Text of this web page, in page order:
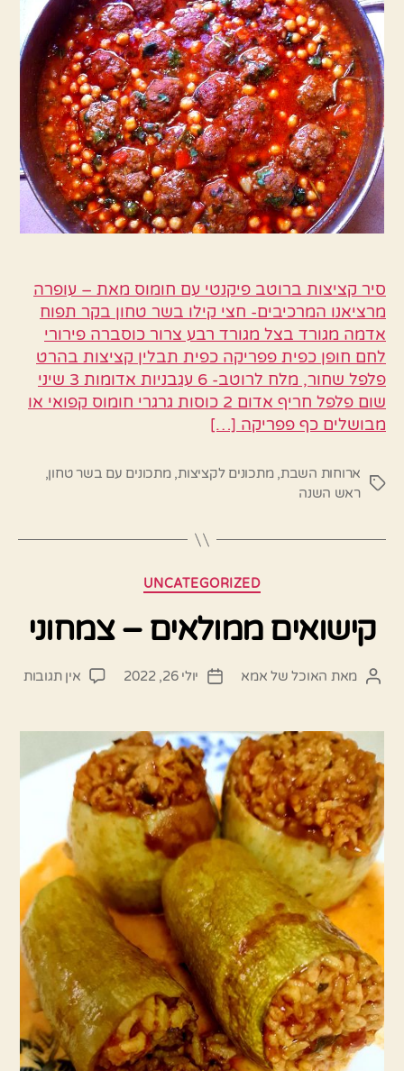
סיר קציצות ברוטב פיקנטי עם חומוס מאת – עופרה
מרציאנו המרכיבים- חצי קילו בשר טחון בקר תפוח
אדמה מגורד בצל מגורד רבע צרור כוסברה פירורי
לחם חופן כפית פפריקה כפית תבלין קציצות בהרט
פלפל שחור, מלח לרוטב- 6 עגבניות אדומות 3 שיני
שום פלפל חריף אדום 2 כוסות גרגרי חומוס קפואי או
מבושלים כף פפריקה […]
תגיות
ארוחות השבת,מתכונים לקציצות,מתכונים עם בשר טחון,
ראש השנה
קטגוריות
UNCATEGORIZED
קישואים ממולאים – צמחוני
המחבר
מאת האוכל של אמא
תאריך
יולי 26, 2022 אין תגובות
–